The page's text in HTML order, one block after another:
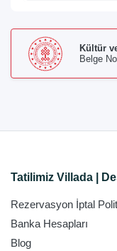
Kültür
Belge
Tatilimiz Villada |
Rezervasyon İptal
Banka Hesapları
Blog